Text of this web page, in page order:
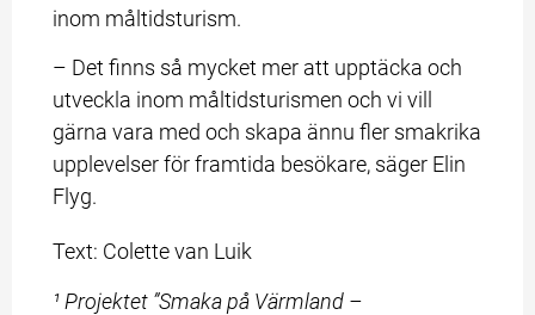
inom måltidsturism.
– Det finns så mycket mer att upptäcka och
utveckla inom måltidsturismen och vi vill
gärna vara med och skapa ännu fler smakrika
upplevelser för framtida besökare, säger Elin
Flyg.
Text: Colette van Luik
¹ Projektet ”Smaka på Värmland –